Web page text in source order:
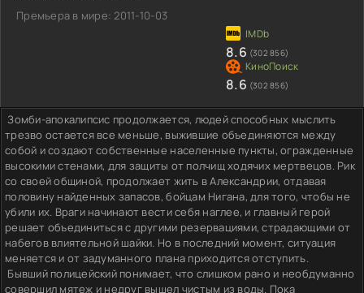
Премьера в мире: 2011-10-03
8.6 (302 856)
8.6 (302 856)
Зомби-апокалипсис продолжается, людей способных мыслить
трезво остается все меньше, выжившие объединяются между
собой и создают собственные населенные пункты, огражденные
высокими стенами, для защиты от полчищ ходячих мертвецов. Рик
со своей общиной, продолжает жить в Александрии, отдавая
половину найденных запасов, бойцам Нигана, для того, чтобы не
убили их. Враги начинают вести себя наглее, и главный герой
решает объединиться с другими резервациями, страдающими от
набегов влиятельной шайки. Но в последний момент, ситуация
меняется и от задуманного плана приходится отступить.
Бывший полицейский понимает, что слишком рано и необдуманно
совершил мятеж и недруг вышел чистым из воды. Пока